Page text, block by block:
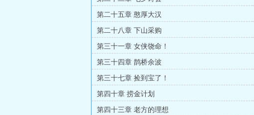
第二十五章 憨厚大汉
第二十八章 下山采购
第三十一章 女侠饶命！
第三十四章 鹊桥余波
第三十七章 捡到宝了！
第四十章 捞金计划
第四十三章 老方的理想